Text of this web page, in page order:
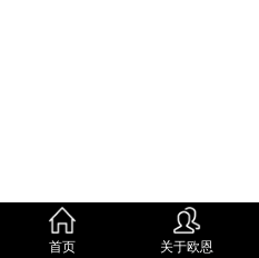
首页 关于欧恩